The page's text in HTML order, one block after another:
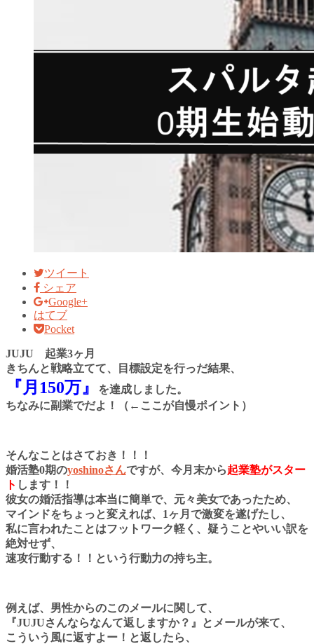
ツイート
シェア
Google+
はてブ
Pocket
JUJU 起業3ヶ月
きちんと戦略立てて、
目標設定を行っだ結果、
『月150万』
を達成しました。
ちなみに副業でだよ！（←ここが自慢ポイント）
そんなことはさておき！！！
婚活塾0期のyoshinoさんですが、 今月末から起業塾がスター
ト します！！
彼女の婚活指導は本当に簡単で、 元々美女であったため、
マインドをちょっと変えれば、 1ヶ月で激変を遂げたし、
私に言われたことはフットワーク軽く、 疑うことやいい訳を
絶対せず、
速攻行動する！！という行動力の持ち主。
例えば、男性からのこのメールに関して、
『JUJUさんならなんて返しますか？』と メールが来て、
こういう風に返すよー！と返したら、